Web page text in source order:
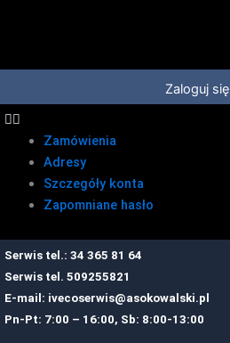
Zaloguj się
Zamówienia
Adresy
Szczegóły konta
Zapomniane hasło
Serwis tel.: 34 365 81 64
Serwis tel. 509255821
E-mail: ivecoserwis@asokowalski.pl
Pn-Pt: 7:00 – 16:00, Sb: 8:00-13:00